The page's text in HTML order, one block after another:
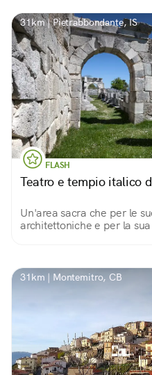
31km | Pietrabbondante, IS
FLASH
Teatro e tempio italico
Un'area sacra che per le
architettoniche e per la
31km | Montemitro, CB